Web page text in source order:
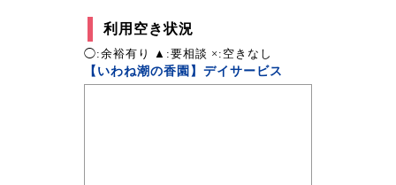
利用空き状況
◯:余裕有り ▲:要相談 ×:空きなし
【いわね潮の香園】デイサービス